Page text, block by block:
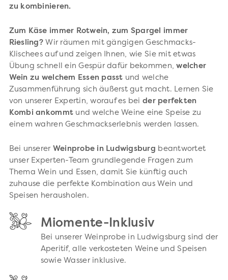
zu kombinieren.
Zum Käse immer Rotwein, zum Spargel immer
Riesling?Wir räumen mit gängigen Geschmacks-
Klischees auf und zeigen Ihnen, wie Sie mit etwas
Übung schnell ein Gespür dafür bekommen,welcher
Wein zu welchem Essen passt und welche
Zusammenführung sich äußerst gut macht. Lernen Sie
von unserer Expertin, worauf es beider perfekten
Kombi ankommt und welche Weine eine Speise zu
einem wahren Geschmackserlebnis werden lassen.
Bei unserer Weinprobe in Ludwigsburg beantwortet
unser Experten-Team grundlegende Fragen zum
Thema Wein und Essen, damit Sie künftig auch
zuhause die perfekte Kombination aus Wein und
Speisen herausholen.
Miomente-Inklusiv
Bei unserer Weinprobe in Ludwigsburg sind der
Aperitif, alle verkosteten Weine und Speisen
sowie Wasser inklusive.